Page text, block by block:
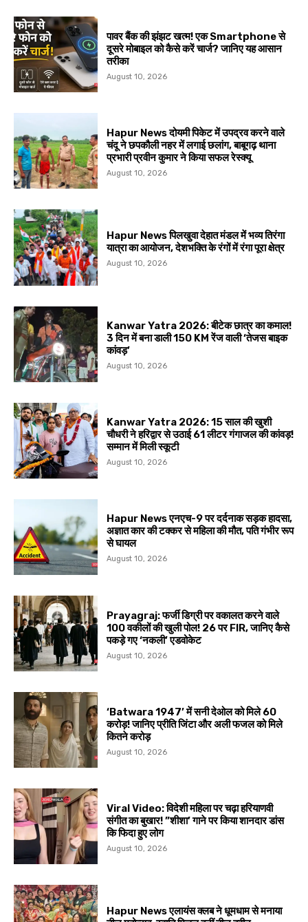
पावर बैंक की झंझट खत्म! एक Smartphone से
दूसरे मोबाइल को कैसे करें चार्ज? जानिए यह आसान
तरीका
August 10, 2026
Hapur News दोयमी पिकेट में उपद्रव करने वाले
चंदू ने छपकौली नहर में लगाई छलांग, बाबूगढ़ थाना
प्रभारी प्रवीन कुमार ने किया सफल रेस्क्यू
August 10, 2026
Hapur News पिलखुवा देहात मंडल में भव्य तिरंगा
यात्रा का आयोजन, देशभक्ति के रंगों में रंगा पूरा क्षेत्र
August 10, 2026
Kanwar Yatra 2026: बीटेक छात्र का कमाल!
3 दिन में बना डाली 150 KM रेंज वाली ‘तेजस बाइक
कांवड़’
August 10, 2026
Kanwar Yatra 2026: 15 साल की खुशी
चौधरी ने हरिद्वार से उठाई 61 लीटर गंगाजल की कांवड़!
सम्मान में मिली स्कूटी
August 10, 2026
Hapur News एनएच-9 पर दर्दनाक सड़क हादसा,
अज्ञात कार की टक्कर से महिला की मौत, पति गंभीर रूप
से घायल
August 10, 2026
Prayagraj: फर्जी डिग्री पर वकालत करने वाले
100 वकीलों की खुली पोल! 26 पर FIR, जानिए कैसे
पकड़े गए ‘नकली’ एडवोकेट
August 10, 2026
‘Batwara 1947’ में सनी देओल को मिले ₹60
करोड़! जानिए प्रीति जिंटा और अली फजल को मिले
कितने करोड़
August 10, 2026
Viral Video: विदेशी महिला पर चढ़ा हरियाणवी
संगीत का बुखार! ”शीशा’ गाने पर किया शानदार डांस
कि फिदा हुए लोग
August 10, 2026
Hapur News एलायंस क्लब ने धूमधाम से मनाया